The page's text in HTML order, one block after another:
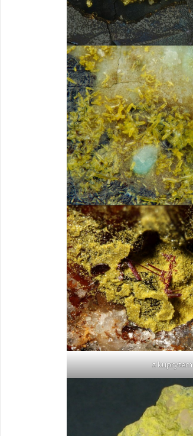
z kuprytem